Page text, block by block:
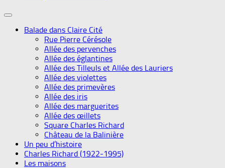
Balade dans Claire Cité
Rue Pierre Cérésole
Allée des pervenches
Allée des églantines
Allée des Tilleuls et Allée des Lauriers
Allée des violettes
Allée des primevères
Allée des iris
Allée des marguerites
Allée des œillets
Square Charles Richard
Château de la Balinière
Un peu d’histoire
Charles Richard (1922-1995)
Les maisons